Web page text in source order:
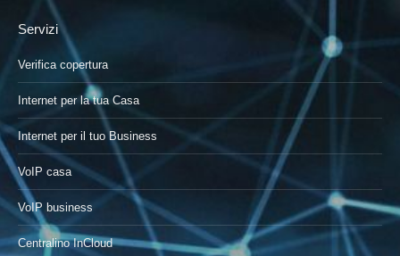
Servizi
Verifica copertura
Internet per la tua Casa
Internet per il tuo Business
VoIP casa
VoIP business
Centralino InCloud